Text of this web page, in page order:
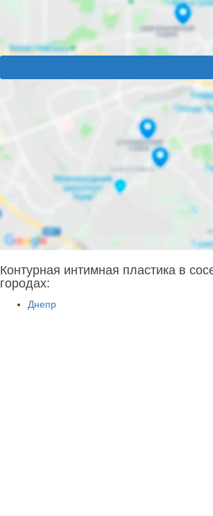
Контурная интимная пластика в
городах:
Днепр